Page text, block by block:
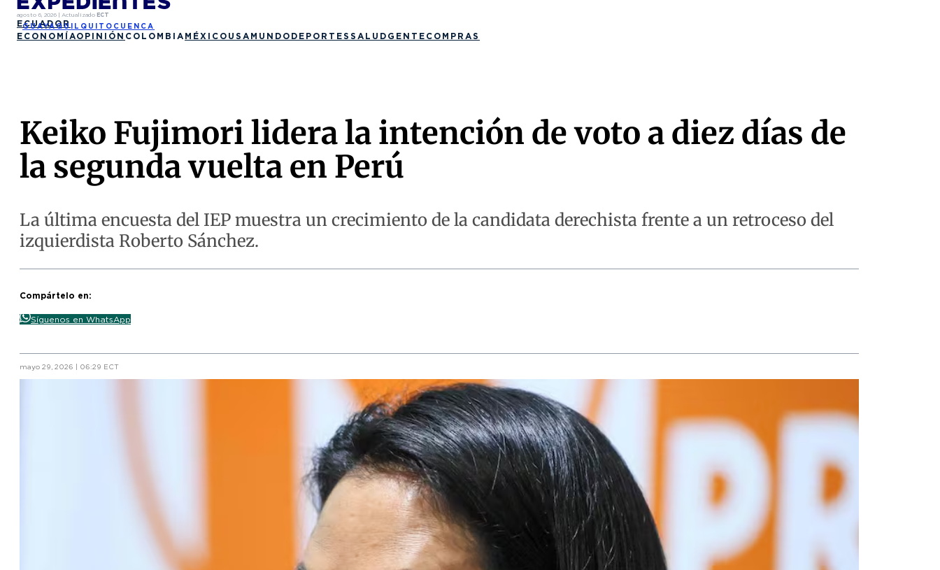
agosto 6, 2026 | Actualizado ECT
ECUADOR
GUAYAQUIL QUITO CUENCA
ECONOMÍAOPINIÓN COLOMBIA MÉXICO USA MUNDO DEPORTES SALUD GENTE COMPRAS
Keiko Fujimori lidera la intención de voto a diez días de
la segunda vuelta en Perú
La última encuesta del IEP muestra un crecimiento de la candidata derechista frente a un retroceso del
izquierdista Roberto Sánchez.
Compártelo en:
Síguenos en WhatsApp
mayo 29, 2026 | 06:29 ECT